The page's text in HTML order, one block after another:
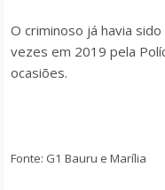
O criminoso já havia
vezes em 2019 pela
ocasiões.
Fonte: G1 Bauru e Marília